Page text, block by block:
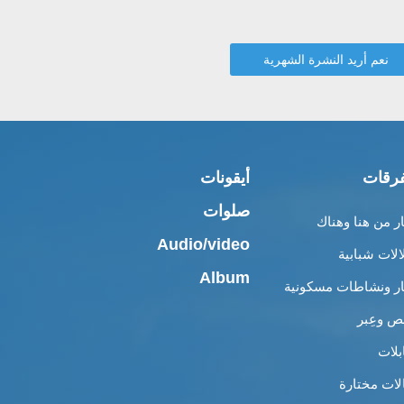
من هنا وهناك
شبابية
ونشاطات مسكونية
وعِبر
مختارة
أيقونات
صلوات
Audio/video
Album